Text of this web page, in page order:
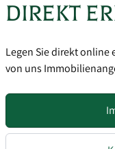
DIREKT
Legen Sie direkt online
von uns